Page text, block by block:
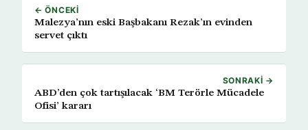
← ÖNCEKI
Malezya’nın eski Başbakanı Rezak’ın evinden
servet çıktı
SONRAKI →
ABD’den çok tartışılacak ‘BM Terörle Mücadele
Ofisi’ kararı